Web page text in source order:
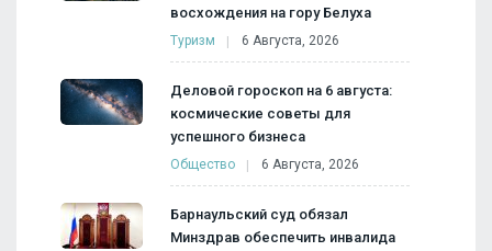
восхождения на гору Белуха
Туризм 6 Августа, 2026
Деловой гороскоп на 6 августа:
космические советы для
успешного бизнеса
Общество 6 Августа, 2026
Барнаульский суд обязал
Минздрав обеспечить инвалида